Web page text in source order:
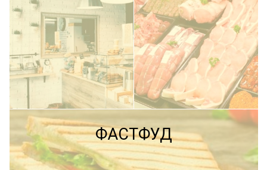
ПОДРОБНЕЕ
ФАСТФУД